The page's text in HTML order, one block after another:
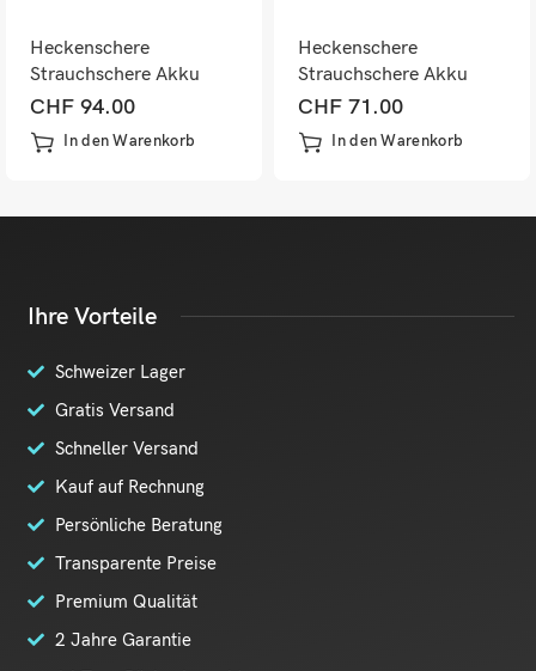
Heckenschere
Strauchschere Akku
elektrisch 2-in-1 20cm
CHF 94.00
In den Warenkorb
Heckenschere
Strauchschere Akku
elektrisch 2-in-1 mit
Wechselklingen
CHF 71.00
In den Warenkorb
Ihre Vorteile
Schweizer Lager
Gratis Versand
Schneller Versand
Kauf auf Rechnung
Persönliche Beratung
Transparente Preise
Premium Qualität
2 Jahre Garantie